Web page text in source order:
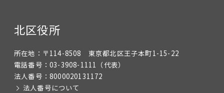
北区役所
所在地： 〒114-8508 東京都北区王子本町1-15-22
電話番号： 03-3908-1111 （代表）
法人番号： 8000020131172
法人番号について